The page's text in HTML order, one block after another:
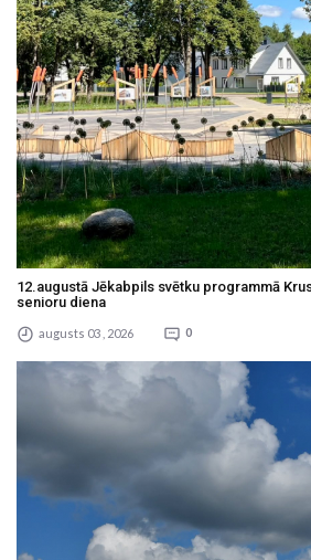
12.augustā Jēkabpils svētku programmā
senioru diena
augusts 03 , 2026 0